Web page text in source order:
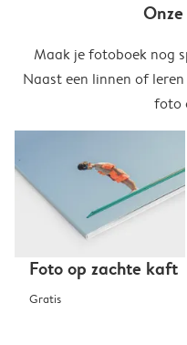
Maak je fotoboek nog
Naast een linnen of
foto
Foto op zachte kaft
Gratis